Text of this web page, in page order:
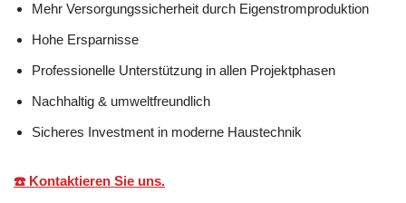
Mehr Versorgungssicherheit durch Eigenstromproduktion
Hohe Ersparnisse
Professionelle Unterstützung in allen Projektphasen
Nachhaltig & umweltfreundlich
Sicheres Investment in moderne Haustechnik
☎️ Kontaktieren Sie uns.